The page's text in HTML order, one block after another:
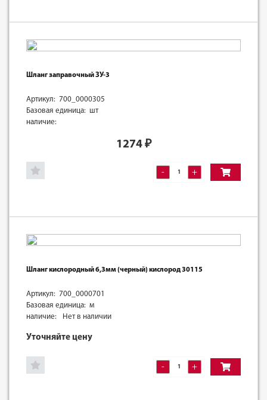
Шланг заправочный ЗУ-3
Артикул: 700_0000305
Базовая единица: шт
наличие:
1274₽
- +
Шланг кислородный 6,3мм (черный) кислород 30115
Артикул: 700_0000701
Базовая единица: м
наличие:
Нет в наличии
Уточняйте цену
- +